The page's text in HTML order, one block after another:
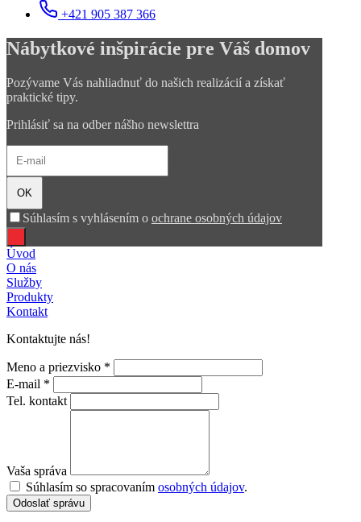
+421 905 387 366
Nábytkové inšpirácie pre Váš domov
Pozývame Vás nahliadnuť do našich realizácií a získať
praktické tipy.
Prihlásiť sa na odber nášho newslettra
OK
Súhlasím s vyhlásením o ochrane osobných údajov
Úvod
O nás
Služby
Produkty
Kontakt
Kontaktujte nás!
Meno a priezvisko *
E-mail *
Tel. kontakt
Vaša správa
Súhlasím so spracovaním osobných údajov.
Odoslať správu